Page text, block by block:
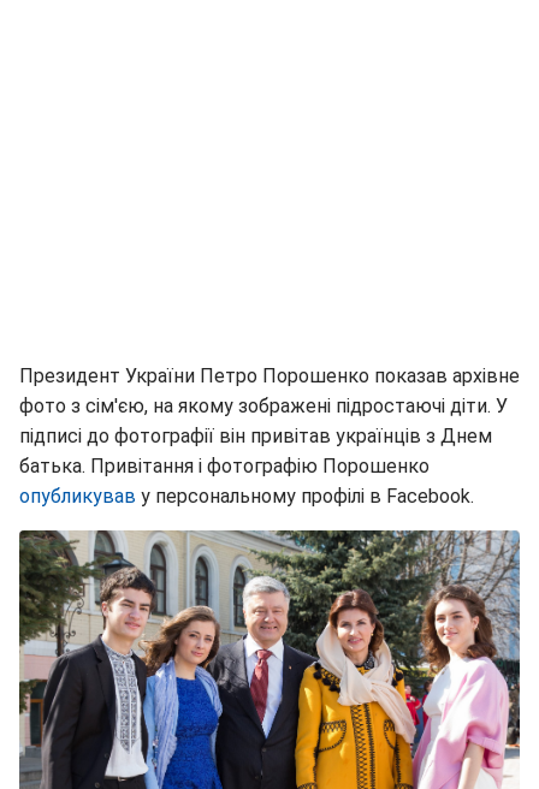
Президент України Петро Порошенко показав архівне
фото з сім'єю, на якому зображені підростаючі діти. У
підписі до фотографії він привітав українців з Днем
батька. Привітання і фотографію Порошенко
опубликував у персональному профілі в Facebook.